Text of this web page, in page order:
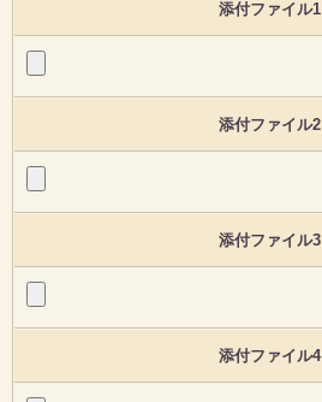
添付ファイル1
添付ファイル2
添付ファイル3
添付ファイル4